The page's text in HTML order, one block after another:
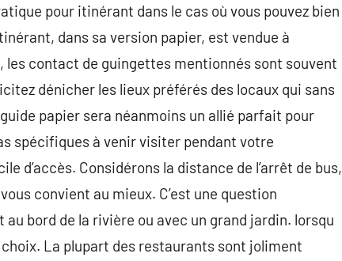
pour itinérant dans le cas où vous pouvez bien
dans sa version papier, est vendue à
les contact de guingettes mentionnés sont souvent
dénicher les lieux préférés des locaux qui sans
papier sera néanmoins un allié parfait pour
spécifiques à venir visiter pendant votre
d’accès. Considérons la distance de l’arrêt de bus,
convient au mieux. C’est une question
bord de la rivière ou avec un grand jardin. lorsqu
La plupart des restaurants sont joliment